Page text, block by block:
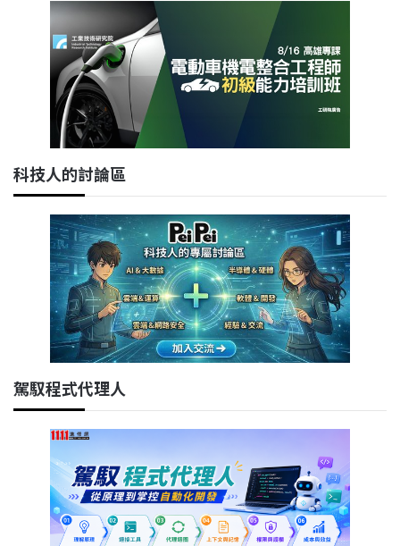
科技人的討論區
駕馭程式代理人